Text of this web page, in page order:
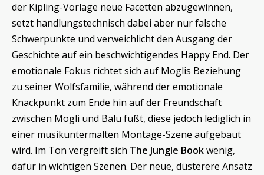
der Kipling-Vorlage neue Facetten abzugewinnen,
setzt handlungstechnisch dabei aber nur falsche
Schwerpunkte und verweichlicht den Ausgang der
Geschichte auf ein beschwichtigendes Happy End. Der
emotionale Fokus richtet sich auf Moglis Beziehung
zu seiner Wolfsfamilie, während der emotionale
Knackpunkt zum Ende hin auf der Freundschaft
zwischen Mogli und Balu fußt, diese jedoch lediglich in
einer musikuntermalten Montage-Szene aufgebaut
wird. Im Ton vergreift sich The Jungle Bookwenig,
dafür in wichtigen Szenen. Der neue, düsterere Ansatz